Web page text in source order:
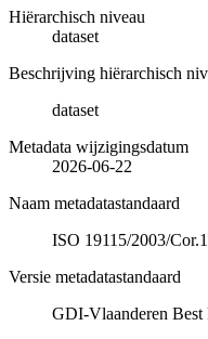
Hiërarchisch niveau
dataset
Beschrijving hiërarchisch
dataset
Metadata wijzigingsdatum
2026-06-22
Naam metadatastandaard
ISO 19115/2003/
Versie metadatastandaard
GDI-Vlaanderen Best